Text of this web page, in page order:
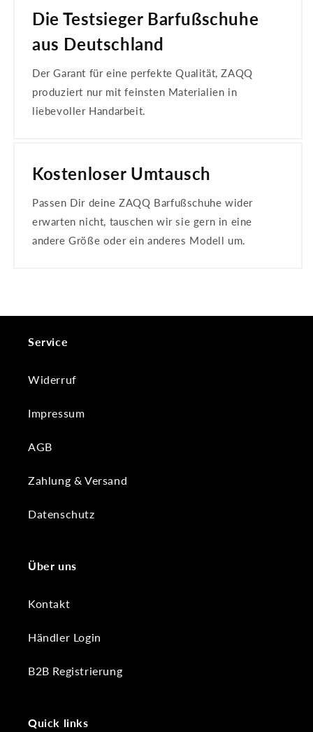
Die Testsieger Barfußschuhe
aus Deutschland
Der Garant für eine perfekte Qualität, ZAQQ
produziert nur mit feinsten Materialien in
liebevoller Handarbeit.
Kostenloser Umtausch
Passen Dir deine ZAQQ Barfußschuhe wider
erwarten nicht, tauschen wir sie gern in eine
andere Größe oder ein anderes Modell um.
Service
Widerruf
Impressum
AGB
Zahlung & Versand
Datenschutz
Über uns
Kontakt
Händler Login
B2B Registrierung
Quick links